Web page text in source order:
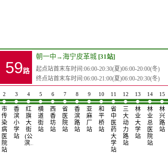
59路
朝一中 →海宁皮革城 [31站]
起点站首末车时间:06:00-20:30(夏)06:00-20:00(冬)
终点站首末车时间:06:00-21:00(夏)06:00-20:30(冬)
2
市
传
染
病
医
院
站
3
香
滨
小
学
站
4
红
旗
大
街
(公
滨…
5
横
道
街
站
6
西
香
坊
站
7
省
医
院
站
8
香
滨
路
站
9
亚
麻
厂
站
10
和
平
桥
站
11
省
中
医
药
大
学
站
12
三
大
动
力
路
站
13
林
业
大
学
站
14
林
业
总
医
院
站
15
林
兴
路
站